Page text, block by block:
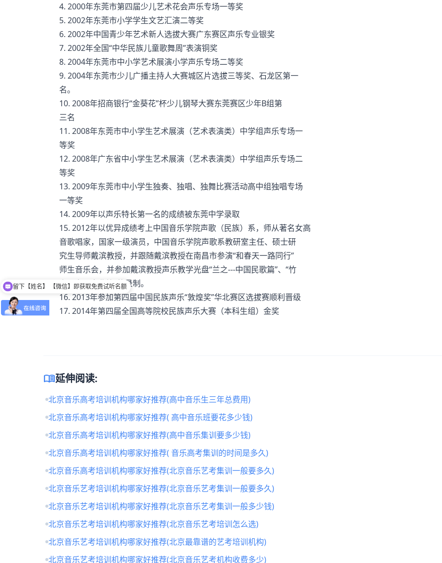
4. 2000年东莞市第四届少儿艺术花会声乐专场一等奖
5. 2002年东莞市小学学生文艺汇演二等奖
6. 2002年中国青少年艺术新人选拔大赛广东赛区声乐专业银奖
7. 2002年全国“中华民族儿童歌舞周”表演铜奖
8. 2004年东莞市中小学艺术展演小学声乐专场二等奖
9. 2004年东莞市少儿广播主持人大赛城区片选拔三等奖、石龙区第一
名。
10. 2008年招商银行“金葵花”杯少儿钢琴大赛东莞赛区少年B组第
三名
11. 2008年东莞市中小学生艺术展演（艺术表演类）中学组声乐专场一
等奖
12. 2008年广东省中小学生艺术展演（艺术表演类）中学组声乐专场二
等奖
13. 2009年东莞市中小学生独奏、独唱、独舞比赛活动高中组独唱专场
一等奖
14. 2009年以声乐特长第一名的成绩被东莞中学录取
15. 2012年以优异成绩考上中国音乐学院声歌（民族）系，师从著名女高
音歌唱家，国家一级演员，中国音乐学院声歌系教研室主任、硕士研
究生导师戴滨教授，并跟随戴滨教授在南昌市参演“和春天一路同行”
师生音乐会，并参加戴滨教授声乐教学光盘“兰之---中国民歌篇”、“竹
之---中国古曲篇”的录制。
16. 2013年参加第四届中国民族声乐“敦煌奖”华北赛区选拔赛顺利晋级
17. 2014年第四届全国高等院校民族声乐大赛（本科生组）金奖
menu_book延伸阅读:
北京音乐高考培训机构哪家好推荐(高中音乐生三年总费用)
北京音乐高考培训机构哪家好推荐( 高中音乐班要花多少钱)
北京音乐高考培训机构哪家好推荐(高中音乐集训要多少钱)
北京音乐高考培训机构哪家好推荐( 音乐高考集训的时间是多久)
北京音乐高考培训机构哪家好推荐(北京音乐艺考集训一般要多久)
北京音乐艺考培训机构哪家好推荐(北京音乐艺考集训一般要多久)
北京音乐艺考培训机构哪家好推荐(北京音乐艺考集训一般多少钱)
北京音乐艺考培训机构哪家好推荐(北京音乐艺考培训怎么选)
北京音乐艺考培训机构哪家好推荐(北京最靠谱的艺考培训机构)
北京音乐艺考培训机构哪家好推荐(北京音乐艺考机构收费多少)
可以介绍下班型吗？
留下【姓名】 【微信】即获取免费试听名额